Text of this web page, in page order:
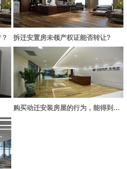
拆迁安置房未领产权证能否转让?
购买动迁安装房屋的行为，能得到法律保护吗？